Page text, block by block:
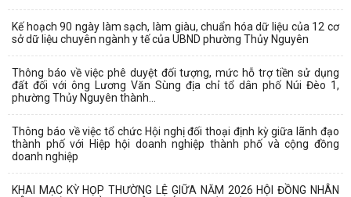
Kế hoạch 90 ngày làm sạch, làm giàu, chuẩn hóa dữ liệu của 12 cơ
sở dữ liệu chuyên ngành y tế của UBND phường Thủy Nguyên
Thông báo về việc phê duyệt đối tượng, mức hỗ trợ tiền sử dụng
đất đối với ông Lương Văn Sùng địa chỉ tổ dân phố Núi Đèo 1,
phường Thủy Nguyên thành...
Thông báo về việc tổ chức Hội nghị đối thoại định kỳ giữa lãnh đạo
thành phố với Hiệp hội doanh nghiệp thành phố và cộng đồng
doanh nghiệp
KHAI MẠC KỲ HỌP THƯỜNG LỆ GIỮA NĂM 2026 HỘI ĐỒNG NHÂN